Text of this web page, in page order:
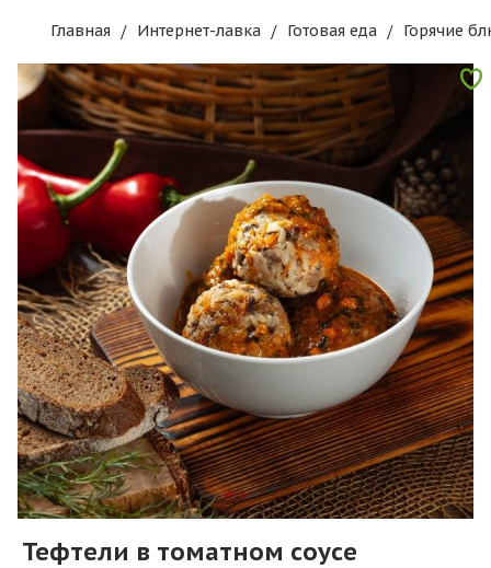
Главная Интернет-лавка Готовая еда Горячие
Тефтели в томатном соусе